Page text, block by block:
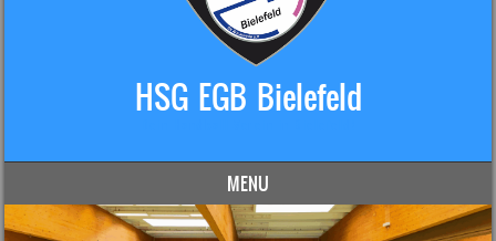
HSG EGB Bielefeld
MENU
Skip to content